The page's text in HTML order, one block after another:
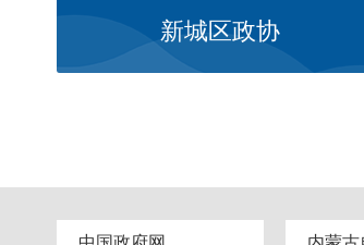
新城区政协